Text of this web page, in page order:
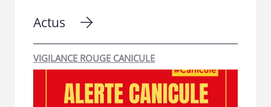
Actus
VIGILANCE ROUGE CANICULE